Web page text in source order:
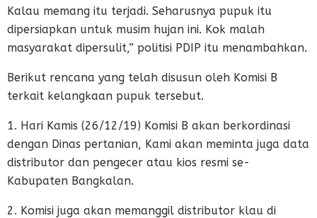
Kalau memang itu terjadi. Seharusnya pupuk itu
dipersiapkan untuk musim hujan ini. Kok malah
masyarakat dipersulit,” politisi PDIP itu menambahkan.
Berikut rencana yang telah disusun oleh Komisi B
terkait kelangkaan pupuk tersebut.
1. Hari Kamis (26/12/19) Komisi B akan berkordinasi
dengan Dinas pertanian, Kami akan meminta juga data
distributor dan pengecer atau kios resmi se-
Kabupaten Bangkalan.
2. Komisi juga akan memanggil distributor klau di